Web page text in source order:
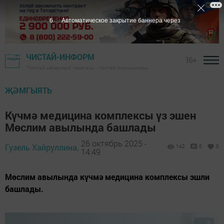
ЧИСТАЙ-ИНФОРМ
ҖӘМГЫЯТЬ
Күчмә медицина комплексы үз эшен
Мөслим авылында башлады
Гузель Хайруллина, 26 октябрь 2025 -
14:49
142 0 0
Мөслим авылында күчмә медицина комплексы эшли
башлады.
5 Автоматическое закрытие баннера через